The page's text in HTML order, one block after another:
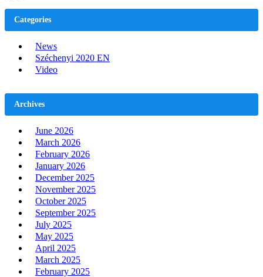
Categories
News
Széchenyi 2020 EN
Video
Archives
June 2026
March 2026
February 2026
January 2026
December 2025
November 2025
October 2025
September 2025
July 2025
May 2025
April 2025
March 2025
February 2025